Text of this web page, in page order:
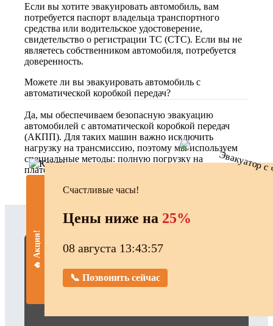
🔥 Акция!
Счастливые часы!
Цены ниже на 25%
08 августа 13:43:58
📞 Позвонить сейчас
Если вы хотите эвакуировать автомобиль, вам
потребуется паспорт владельца транспортного
средства или водительское удостоверение,
свидетельство о регистрации ТС (СТС). Если вы не
являетесь собственником автомобиля, потребуется
доверенность.
Можете ли вы эвакуировать автомобиль с
автоматической коробкой передач?
Да, мы обеспечиваем безопасную эвакуацию
автомобилей с автоматической коробкой передач
(АКПП). Для таких машин важно исключить
нагрузку на трансмиссию, поэтому мы используем
специальные методы: полную погрузку на
платформу эвакуатора.
Гарантия низкой цены
на